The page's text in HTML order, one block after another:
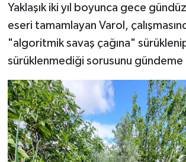
Yaklaşık iki yıl boyunca gece
eseri tamamlayan Varol,
"algoritmik savaş çağına"
sürüklenmediği sorusunu gündeme